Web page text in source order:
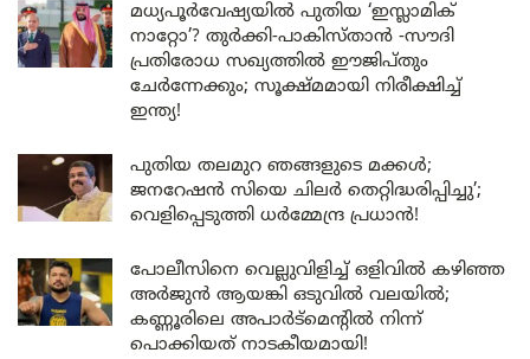
മധ്യപൂർവേഷ്യയിൽ പുതിയ ‘ഇസ്ലാമിക്
നാറ്റോ’? തുർക്കി-പാകിസ്താൻ -സൗദി
പ്രതിരോധ സഖ്യത്തിൽ ഈജിപ്തും
ചേർന്നേക്കും; സൂക്ഷ്മമായി നിരീക്ഷിച്ച്
ഇന്ത്യ!
പുതിയ തലമുറ ഞങ്ങളുടെ മക്കൾ;
ജനറേഷൻ സിയെ ചിലർ തെറ്റിദ്ധരിപ്പിച്ചു’;
വെളിപ്പെടുത്തി ധർമ്മേന്ദ്ര പ്രധാൻ!
പോലീസിനെ വെല്ലുവിളിച്ച് ഒളിവിൽ കഴിഞ്ഞ
അർജുൻ ആയങ്കി ഒടുവിൽ വലയിൽ;
കണ്ണൂരിലെ അപാർട്മെന്റിൽ നിന്ന്
പൊക്കിയത് നാടകീയമായി!